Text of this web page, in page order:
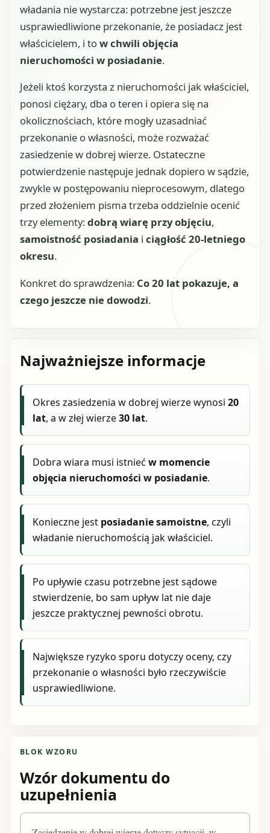
władania nie wystarcza: potrzebne jest jeszcze
usprawiedliwione przekonanie, że posiadacz jest
właścicielem, i tow chwili objęcia
nieruchomości w posiadanie.
Jeżeli ktoś korzysta z nieruchomości jak właściciel,
ponosi ciężary, dba o teren i opiera się na
okolicznościach, które mogły uzasadniać
przekonanie o własności, może rozważać
zasiedzenie w dobrej wierze. Ostateczne
potwierdzenie następuje jednak dopiero w sądzie,
zwykle w postępowaniu nieprocesowym, dlatego
przed złożeniem pisma trzeba oddzielnie ocenić
trzy elementy:dobrą wiarę przy objęciu,
samoistność posiadania i ciągłość 20-letniego
okresu.
Konkret do sprawdzenia: Co 20 lat pokazuje, a
czego jeszcze nie dowodzi.
Najważniejsze informacje
Okres zasiedzenia w dobrej wierze wynosi20
lat, a w złej wierze30 lat.
Dobra wiara musi istniećw momencie
objęcia nieruchomości w posiadanie.
Konieczne jest posiadanie samoistne, czyli
władanie nieruchomością jak właściciel.
Po upływie czasu potrzebne jest sądowe
stwierdzenie, bo sam upływ lat nie daje
jeszcze praktycznej pewności obrotu.
Największe ryzyko sporu dotyczy oceny, czy
przekonanie o własności było rzeczywiście
usprawiedliwione.
BLOK WZORU
Wzór dokumentu do
uzupełnienia